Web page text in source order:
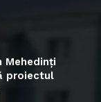
Mehedinți
proiectul